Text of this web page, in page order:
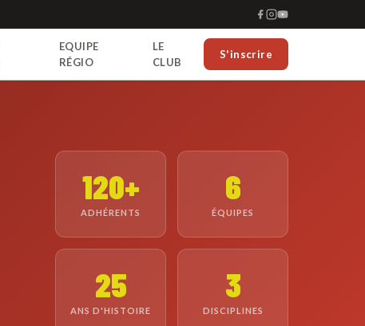
EQUIPE
RÉGIO
LE
CLUB
S'inscrire
120+
ADHÉRENTS
6
ÉQUIPES
25
ANS D'HISTOIRE
3
DISCIPLINES